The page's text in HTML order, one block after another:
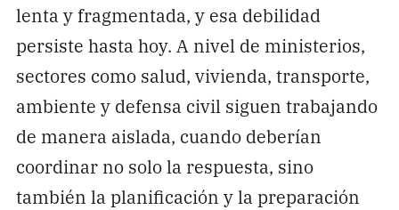
lenta y fragmentada, y esa debilidad
persiste hasta hoy. A nivel de ministerios,
sectores como salud, vivienda, transporte,
ambiente y defensa civil siguen trabajando
de manera aislada, cuando deberían
coordinar no solo la respuesta, sino
también la planificación y la preparación